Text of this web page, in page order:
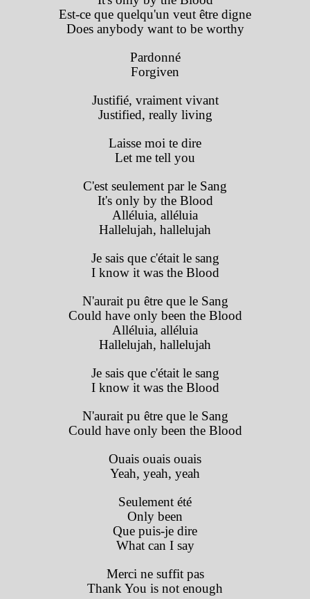
Est-ce que quelqu'un veut être digne
Does anybody want to be worthy
Pardonné
Forgiven
Justifié, vraiment vivant
Justified, really living
Laisse moi te dire
Let me tell you
C'est seulement par le Sang
It's only by the Blood
Alléluia, alléluia
Hallelujah, hallelujah
Je sais que c'était le sang
I know it was the Blood
N'aurait pu être que le Sang
Could have only been the Blood
Alléluia, alléluia
Hallelujah, hallelujah
Je sais que c'était le sang
I know it was the Blood
N'aurait pu être que le Sang
Could have only been the Blood
Ouais ouais ouais
Yeah, yeah, yeah
Seulement été
Only been
Que puis-je dire
What can I say
Merci ne suffit pas
Thank You is not enough